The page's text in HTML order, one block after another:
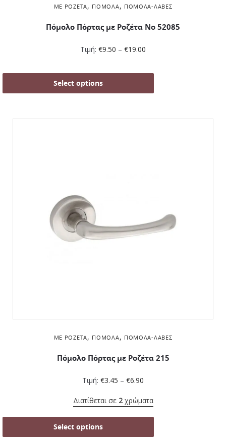
ΜΕ ΡΟΖΈΤΑ, ΠΌΜΟΛΑ, ΠΌΜΟΛΑ-ΛΑΒΈΣ
Πόμολο Πόρτας με Ροζέτα No 52085
Τιμή: €9.50 – €19.00
Select options
ΜΕ ΡΟΖΈΤΑ, ΠΌΜΟΛΑ, ΠΌΜΟΛΑ-ΛΑΒΈΣ
Πόμολο Πόρτας με Ροζέτα 215
Τιμή: €3.45 – €6.90
Διατίθεται σε 2χρώματα
Select options